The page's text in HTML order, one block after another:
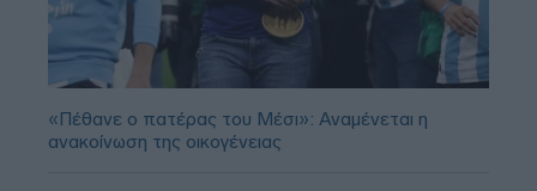
«Πέθανε ο πατέρας του Μέσι»: Αναμένεται η
ανακοίνωση της οικογένειας